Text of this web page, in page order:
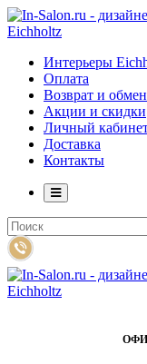
Интерьеры
Оплата
Возврат и обмен
Акции и скидки
Личный
Доставка
Контакты